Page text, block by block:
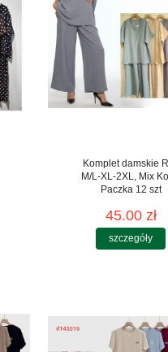
Komplet damskie
M/L-XL-2XL, Mix
Paczka 12 szt
45.00 zł
szczegóły